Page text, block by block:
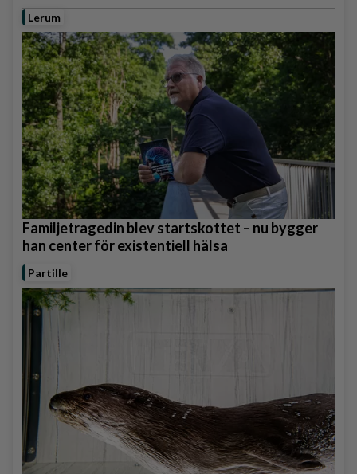
Lerum
Familjetragedin blev startskottet – nu bygger
han center för existentiell hälsa
Partille